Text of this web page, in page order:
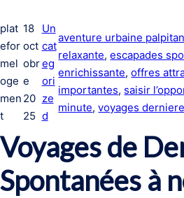
plat
efor
mel
oge
men
t
18
oct
obr
e
20
25
Un
cat
eg
ori
ze
d
aventure urbaine
relaxante, escapades
enrichissante, offres
importantes, saisir
minute, voyages
Voyages de
Spontanées à